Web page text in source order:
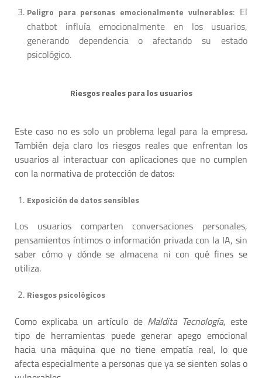
Peligro para personas emocionalmente vulnerables: El
chatbot influía emocionalmente en los usuarios,
generando dependencia o afectando su estado
psicológico.
Riesgos reales para los usuarios
Este caso no es solo un problema legal para la empresa.
También deja claro los riesgos reales que enfrentan los
usuarios al interactuar con aplicaciones que no cumplen
con la normativa de protección de datos:
Exposición de datos sensibles
Los usuarios comparten conversaciones personales,
pensamientos íntimos o información privada con la IA, sin
saber cómo y dónde se almacena ni con qué fines se
utiliza.
Riesgos psicológicos
Como explicaba un artículo de Maldita Tecnología, este
tipo de herramientas puede generar apego emocional
hacia una máquina que no tiene empatía real, lo que
afecta especialmente a personas que ya se sienten solas o